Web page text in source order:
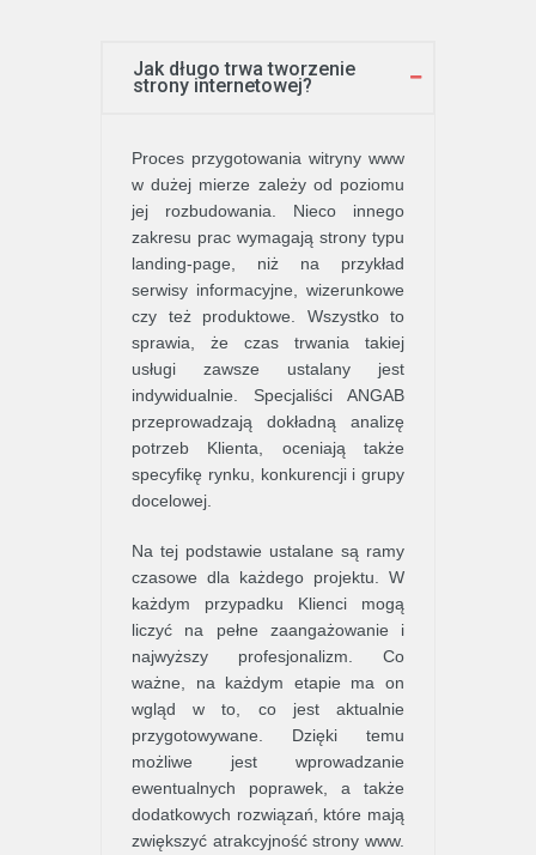
Jak długo trwa tworzenie
strony internetowej?
Proces przygotowania witryny www
w dużej mierze zależy od poziomu
jej rozbudowania. Nieco innego
zakresu prac wymagają strony typu
landing-page, niż na przykład
serwisy informacyjne, wizerunkowe
czy też produktowe. Wszystko to
sprawia, że czas trwania takiej
usługi zawsze ustalany jest
indywidualnie. Specjaliści ANGAB
przeprowadzają dokładną analizę
potrzeb Klienta, oceniają także
specyfikę rynku, konkurencji i grupy
docelowej.
Na tej podstawie ustalane są ramy
czasowe dla każdego projektu. W
każdym przypadku Klienci mogą
liczyć na pełne zaangażowanie i
najwyższy profesjonalizm. Co
ważne, na każdym etapie ma on
wgląd w to, co jest aktualnie
przygotowywane. Dzięki temu
możliwe jest wprowadzanie
ewentualnych poprawek, a także
dodatkowych rozwiązań, które mają
zwiększyć atrakcyjność strony www.